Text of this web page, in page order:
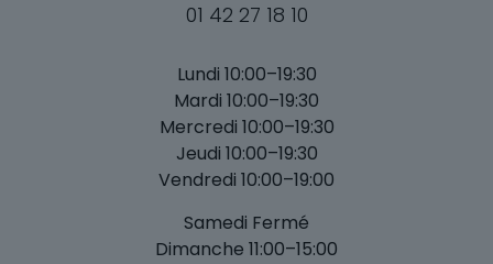
01 42 27 18 10
Lundi 10:00–19:30
Mardi 10:00–19:30
Mercredi 10:00–19:30
Jeudi 10:00–19:30
Vendredi 10:00–19:00
Samedi Fermé
Dimanche 11:00–15:00